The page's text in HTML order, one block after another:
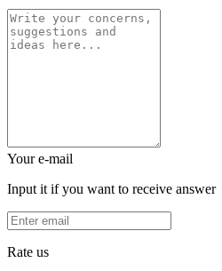
Your e-mail
Input it if you want to receive answer
Rate us